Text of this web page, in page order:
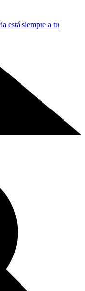
está siempre a tu